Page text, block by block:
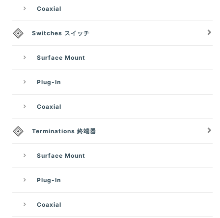
Coaxial
Switches スイッチ
Surface Mount
Plug-In
Coaxial
Terminations 終端器
Surface Mount
Plug-In
Coaxial